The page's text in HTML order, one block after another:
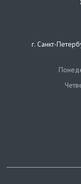
г. Санкт-